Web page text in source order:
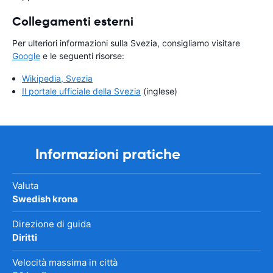
Collegamenti esterni
Per ulteriori informazioni sulla Svezia, consigliamo visitare
Google e le seguenti risorse:
Wikipedia, Svezia
Il portale ufficiale della Svezia (inglese)
Informazioni pratiche
Valuta
Swedish krona
Direzione di guida
Diritti
Velocità massima in città